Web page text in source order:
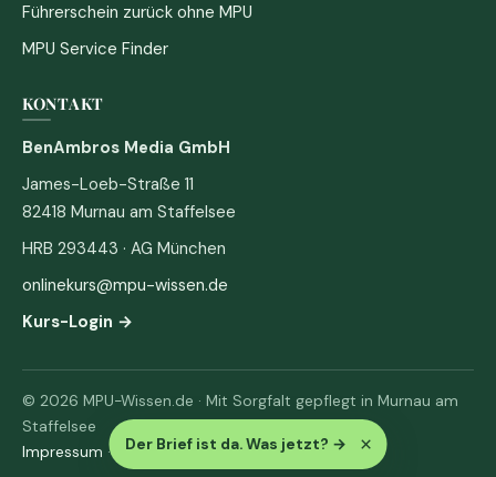
Der Brief ist da. Was jetzt? → ×
Führerschein zurück ohne MPU
MPU Service Finder
KONTAKT
BenAmbros Media GmbH
James-Loeb-Straße 11
82418 Murnau am Staffelsee
HRB 293443 · AG München
onlinekurs@mpu-wissen.de
Kurs-Login →
© 2026 MPU-Wissen.de · Mit Sorgfalt gepflegt in Murnau am
Staffelsee
Impressum · Datenschutz & AGB